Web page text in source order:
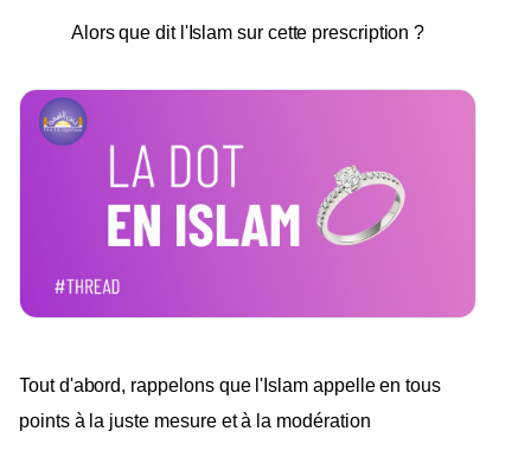
Alors que dit l'Islam sur cette prescription ?
Tout d'abord, rappelons que l'Islam appelle en tous
points à la juste mesure et à la modération